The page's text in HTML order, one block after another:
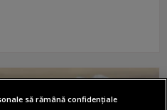
să rămână confidențiale